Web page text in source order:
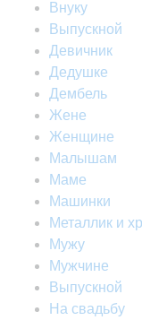
Внуку
Выпускной
Девичник
Дедушке
Дембель
Жене
Женщине
Малышам
Маме
Машинки
Металлик и
Мужу
Мужчине
Выпускной
На свадьбу